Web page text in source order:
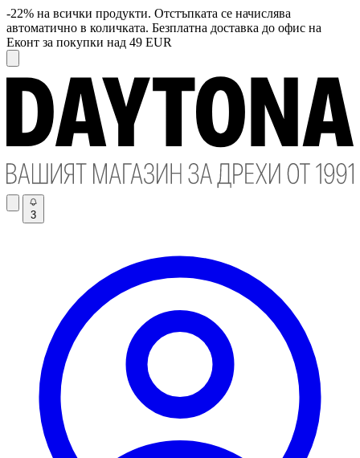
-22% на всички продукти. Отстъпката се начислява
автоматично в количката. Безплатна доставка до офис на
Еконт за покупки над 49 EUR
3